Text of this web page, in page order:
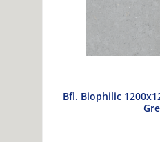
Bfl. Biophilic